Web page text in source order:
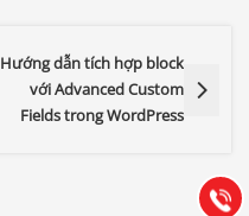
Hướng dẫn tích hợp block
với Advanced Custom
Fields trong WordPress
Gọi
Báo giá & Đặt hàng:
0903.976.769
(028) 22.166.144